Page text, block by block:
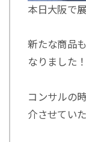
本日大阪で
新たな商品
なりました！
コンサルの
介させてい